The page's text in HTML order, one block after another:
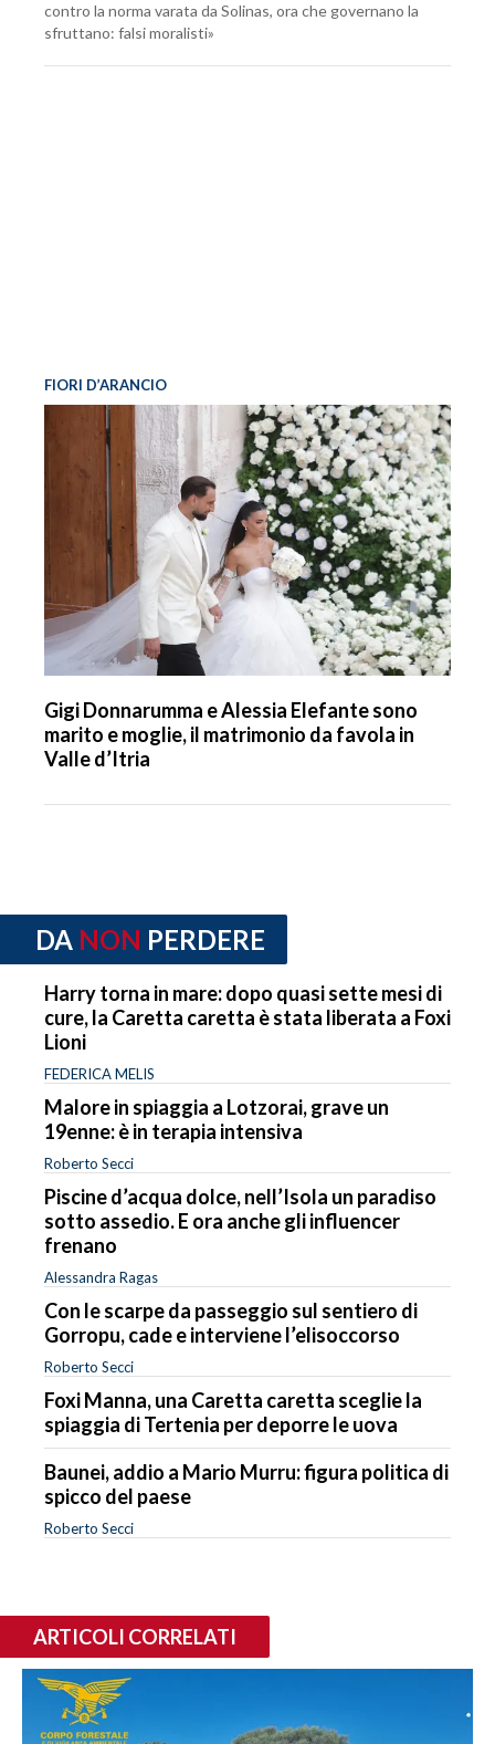
contro la norma varata da Solinas, ora che governano la
sfruttano: falsi moralisti»
FIORI D’ARANCIO
Gigi Donnarumma e Alessia Elefante sono
marito e moglie, il matrimonio da favola in
Valle d’Itria
DA NON PERDERE
Harry torna in mare: dopo quasi sette mesi di
cure, la Caretta caretta è stata liberata a Foxi
Lioni
FEDERICA MELIS
Malore in spiaggia a Lotzorai, grave un
19enne: è in terapia intensiva
Roberto Secci
Piscine d’acqua dolce, nell’Isola un paradiso
sotto assedio. E ora anche gli influencer
frenano
Alessandra Ragas
Con le scarpe da passeggio sul sentiero di
Gorropu, cade e interviene l’elisoccorso
Roberto Secci
Foxi Manna, una Caretta caretta sceglie la
spiaggia di Tertenia per deporre le uova
Baunei, addio a Mario Murru: figura politica di
spicco del paese
Roberto Secci
ARTICOLI CORRELATI